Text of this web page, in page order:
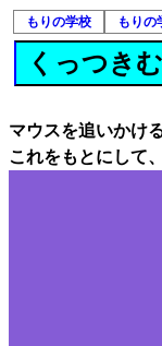
もりの学校 もりの
くっつき
マウスを追いかけ
これをもとにして